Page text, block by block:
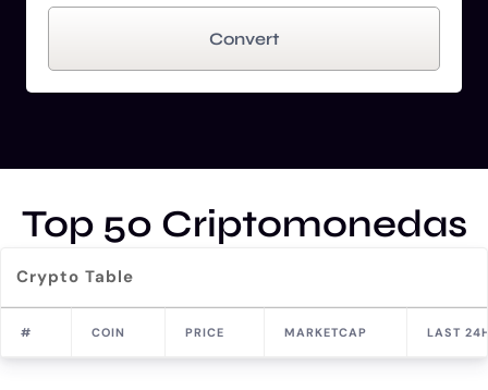
Convert
Top 50 Criptomonedas
Crypto Table
# COIN PRICE MARKETCAP LAST